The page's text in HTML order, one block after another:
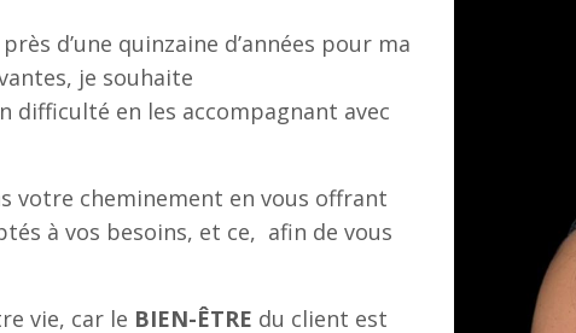
d’une quinzaine d’années pour ma
je souhaite
difficulté en les accompagnant avec
votre cheminement en vous offrant
à vos besoins, et ce, afin de vous
vie, car le BIEN-ÊTRE du client est